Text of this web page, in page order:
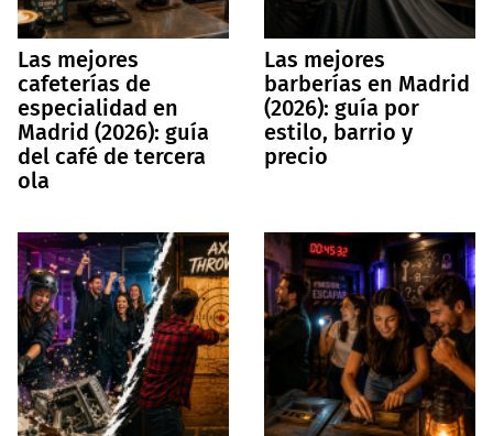
Las mejores
cafeterías de
especialidad en
Madrid (2026): guía
del café de tercera
ola
Las mejores
barberías en Madrid
(2026): guía por
estilo, barrio y
precio